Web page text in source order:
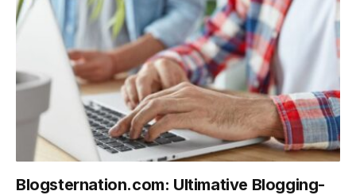
Blogsternation.com: Ultimative Blogging-